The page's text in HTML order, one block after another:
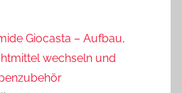
Giocasta – Aufbau,
wechseln und